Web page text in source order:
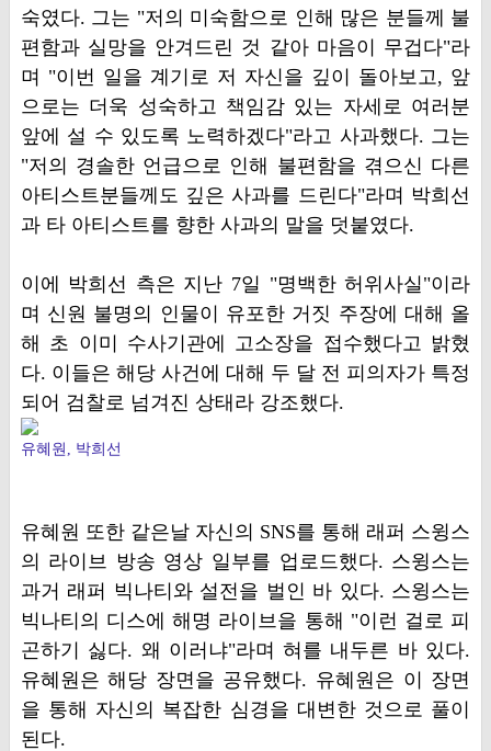
숙였다. 그는 "저의 미숙함으로 인해 많은 분들께 불
편함과 실망을 안겨드린 것 같아 마음이 무겁다"라
며 "이번 일을 계기로 저 자신을 깊이 돌아보고, 앞
으로는 더욱 성숙하고 책임감 있는 자세로 여러분
앞에 설 수 있도록 노력하겠다"라고 사과했다. 그는
"저의 경솔한 언급으로 인해 불편함을 겪으신 다른
아티스트분들께도 깊은 사과를 드린다"라며 박희선
과 타 아티스트를 향한 사과의 말을 덧붙였다.
이에 박희선 측은 지난 7일 "명백한 허위사실"이라
며 신원 불명의 인물이 유포한 거짓 주장에 대해 올
해 초 이미 수사기관에 고소장을 접수했다고 밝혔
다. 이들은 해당 사건에 대해 두 달 전 피의자가 특정
되어 검찰로 넘겨진 상태라 강조했다.
유혜원, 박희선
유혜원 또한 같은날 자신의 SNS를 통해 래퍼 스윙스
의 라이브 방송 영상 일부를 업로드했다. 스윙스는
과거 래퍼 빅나티와 설전을 벌인 바 있다. 스윙스는
빅나티의 디스에 해명 라이브을 통해 "이런 걸로 피
곤하기 싫다. 왜 이러냐"라며 혀를 내두른 바 있다.
유혜원은 해당 장면을 공유했다. 유혜원은 이 장면
을 통해 자신의 복잡한 심경을 대변한 것으로 풀이
된다.